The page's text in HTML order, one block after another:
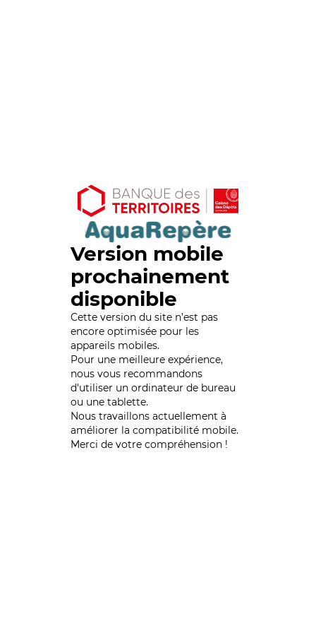
Version mobile
prochainement
disponible
Cette version du site n’est pas
encore optimisée pour les
appareils mobiles.
Pour une meilleure expérience,
nous vous recommandons
d'utiliser un ordinateur de bureau
ou une tablette.
Nous travaillons actuellement à
améliorer la compatibilité mobile.
Merci de votre compréhension !